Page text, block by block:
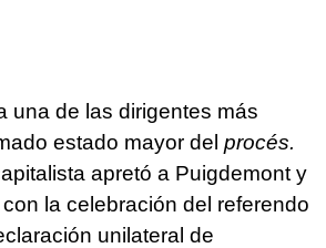
una de las dirigentes más
estado mayor del procés.
apretó a Puigdemont y
la celebración del referendo
unilateral de